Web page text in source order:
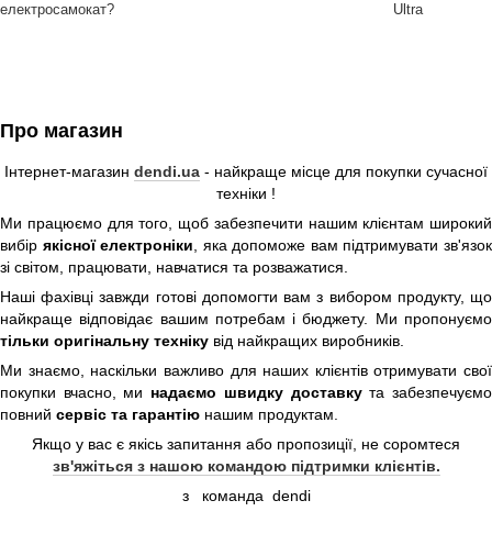
електросамокат?
Ultra
Про магазин
Інтернет-магазин dendi.ua - найкраще місце для покупки сучасної
техніки !
Ми працюємо для того, щоб забезпечити нашим клієнтам широкий
вибір якісної електроніки, яка допоможе вам підтримувати зв'язок
зі світом, працювати, навчатися та розважатися.
Наші фахівці завжди готові допомогти вам з вибором продукту, що
найкраще відповідає вашим потребам і бюджету. Ми пропонуємо
тільки оригінальну техніку від найкращих виробників.
Ми знаємо, наскільки важливо для наших клієнтів отримувати свої
покупки вчасно, ми надаємо швидку доставкута забезпечуємо
повний сервіс та гарантію нашим продуктам.
Якщо у вас є якісь запитання або пропозиції, не соромтеся
зв'яжіться з нашою командою підтримки клієнтів.
з
команда dendi